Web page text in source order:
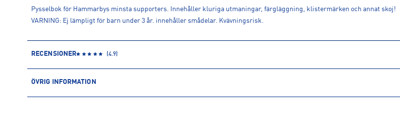
Pysselbok för Hammarbys minsta supporters. Innehåller kluriga utmaningar, färgläggning, klistermärken och annat skoj!
VARNING: Ej lämpligt för barn under 3 år. innehåller smådelar. Kvävningsrisk.
RECENSIONER (4.9)
ÖVRIG INFORMATION